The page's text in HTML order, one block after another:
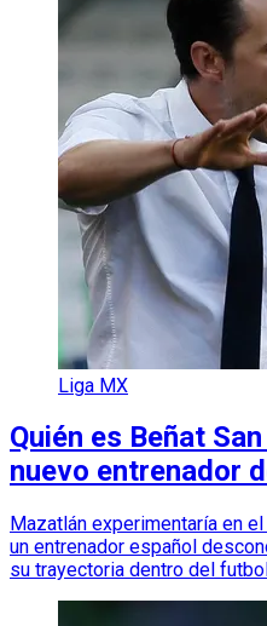
Liga MX
Quién es Beñat
nuevo entrenador
Mazatlán experimentaría en
un entrenador español
su trayectoria dentro del